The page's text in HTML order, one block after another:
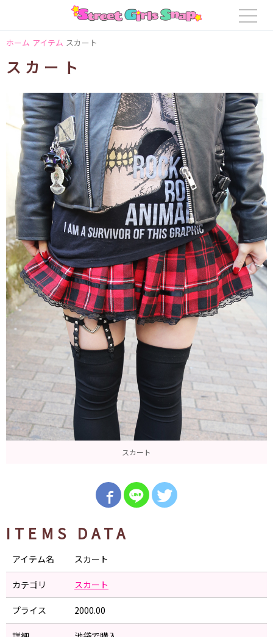
ホーム アイテム スカート
スカート
スカート
ITEMS DATA
アイテム名 スカート
カテゴリ スカート
プライス 2000.00